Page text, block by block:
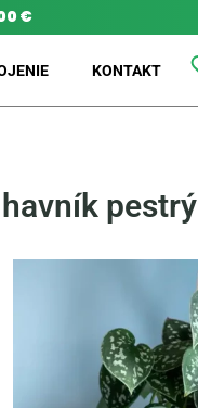
€
KONTAKT
pestrý